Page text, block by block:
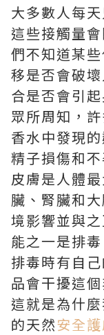
大多數人每
這些接觸量
們不知道某
移是否會破
合是否會引
眾所周知，
香水中發現
精子損傷和
皮膚是人體
臟、腎臟和
境影響並與
能之一是排
排毒時有自
品會干擾這
這就是為什
的天然安全